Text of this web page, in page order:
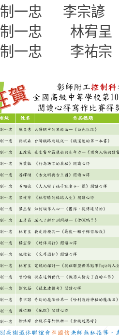
制一忠 李
制一忠 林
制一忠 李祐